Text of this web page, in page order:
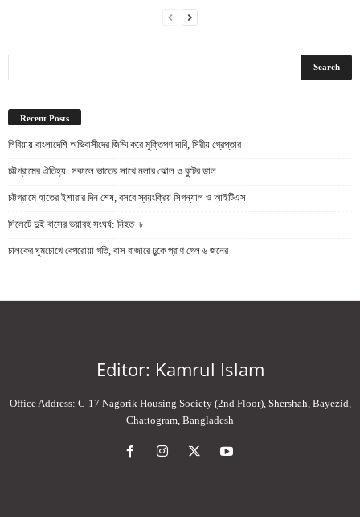
Recent Posts
লিবিয়ায় বাংলাদেশি অভিবাসীদের জিম্মি করে মুক্তিপণ দাবি, সিরীয় গ্রেপ্তার
চট্টগ্রামের ঐতিহ্য: সকালে ভাতের সাথে নলার ঝোল ও বুটের ডাল
চট্টগ্রামে হাতের ইশারার দিন শেষ, বসবে স্বয়ংক্রিয় সিগন্যাল ও আইটিএস
সিলেটে দুই বাসের ভয়াবহ সংঘর্ষ: নিহত ৮
চালকের ঘুমচোখে বেপরোয়া গতি, বাস বাজারে ঢুকে প্রাণ গেল ৬ জনের
Editor: Kamrul Islam
Office Address: C-17 Nagorik Housing Society (2nd Floor), Shershah, Bayezid,
Chattogram, Bangladesh